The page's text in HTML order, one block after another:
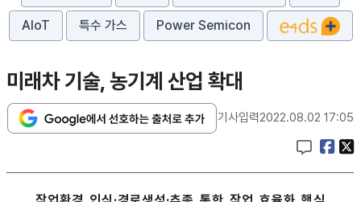
AIoT 특수 가스 Power Semicon
미래차 기술, 농기계 산업 확대
기사입력2022.08.02 17:05